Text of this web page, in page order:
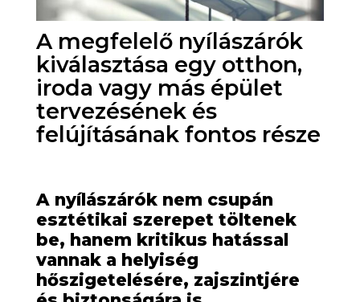
A megfelelő nyílászárók
kiválasztása egy otthon,
iroda vagy más épület
tervezésének és
felújításának fontos része
A nyílászárók nem csupán
esztétikai szerepet töltenek
be, hanem kritikus hatással
vannak a helyiség
hőszigetelésére, zajszintjére